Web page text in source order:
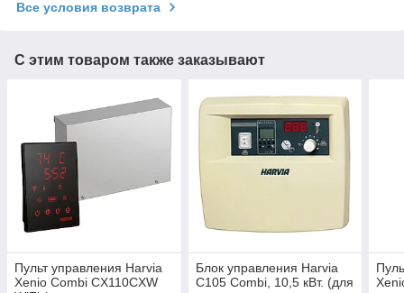
Все условия возврата
С этим товаром также заказывают
Пульт управления Harvia
Xenio Combi CX110CXW
Блок управления Harvia
C105 Combi, 10,5 кВт. (для